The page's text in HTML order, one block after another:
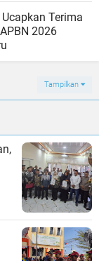
Terima
2026
Tampilkan